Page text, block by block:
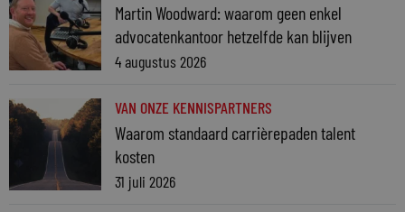
Martin Woodward: waarom geen enkel
advocatenkantoor hetzelfde kan blijven
4 augustus 2026
VAN ONZE KENNISPARTNERS
Waarom standaard carrièrepaden talent
kosten
31 juli 2026